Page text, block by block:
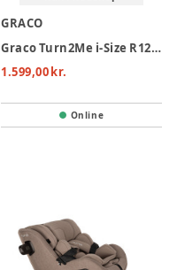
GRACO
Graco Turn2Me i-Size R129 Autostol - Midnight
1.599,00 kr.
Online